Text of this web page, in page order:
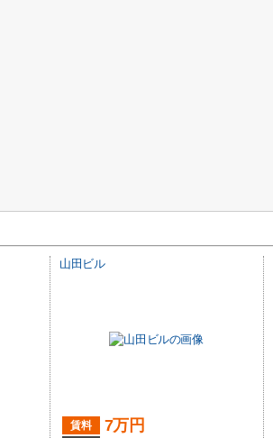
山田ビル
賃料 7万円